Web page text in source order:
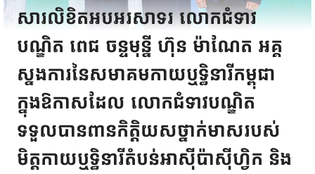
សារលិខិតអបអរសាទរ លោកជំទាវ
បណ្ឌិត ពេជ ចន្ទមុន្នី ហ៊ុន ម៉ាណែត អគ្គ
ស្នងការនៃសមាគមកាយឬទ្ធិនារីកម្ពុជា
ក្នុងឱកាសដែល លោកជំទាវបណ្ឌិត
ទទួលបានពានកិត្តិយសថ្នាក់មាសរបស់
មិត្តកាយឬទ្ធិនារីតំបន់អាស៊ីប៉ាស៊ីហ្វិក និង